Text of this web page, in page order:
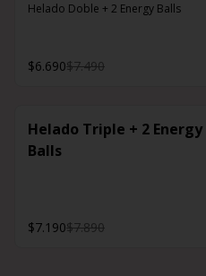
Helado Doble + 2 Energy Balls
$6.690$7.490
Helado Triple + 2 Energy
Balls
$7.190$7.890